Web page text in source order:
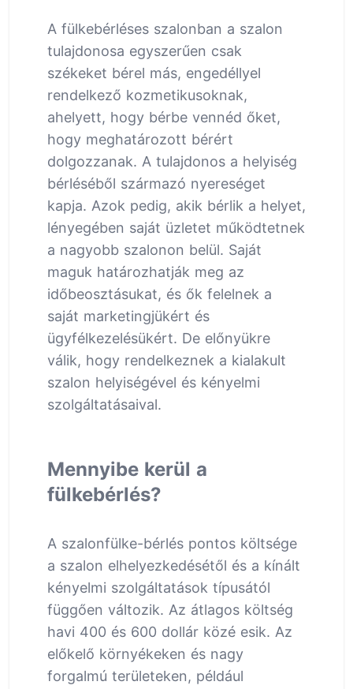
A fülkebérléses szalonban a szalon
tulajdonosa egyszerűen csak
székeket bérel más, engedéllyel
rendelkező kozmetikusoknak,
ahelyett, hogy bérbe vennéd őket,
hogy meghatározott bérért
dolgozzanak. A tulajdonos a helyiség
bérléséből származó nyereséget
kapja. Azok pedig, akik bérlik a helyet,
lényegében saját üzletet működtetnek
a nagyobb szalonon belül. Saját
maguk határozhatják meg az
időbeosztásukat, és ők felelnek a
saját marketingjükért és
ügyfélkezelésükért. De előnyükre
válik, hogy rendelkeznek a kialakult
szalon helyiségével és kényelmi
szolgáltatásaival.
Mennyibe kerül a
fülkebérlés?
A szalonfülke-bérlés pontos költsége
a szalon elhelyezkedésétől és a kínált
kényelmi szolgáltatások típusától
függően változik. Az átlagos költség
havi 400 és 600 dollár közé esik. Az
előkelő környékeken és nagy
forgalmú területeken, például